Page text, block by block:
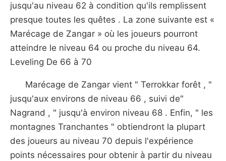
jusqu'au niveau 62 à condition qu'ils remplissent
presque toutes les quêtes . La zone suivante est «
Marécage de Zangar » où les joueurs pourront
atteindre le niveau 64 ou proche du niveau 64.
Leveling De 66 à 70
Marécage de Zangar vient " Terrokkar forêt , "
jusqu'aux environs de niveau 66 , suivi de"
Nagrand , " jusqu'à environ niveau 68 . Enfin, " les
montagnes Tranchantes " obtiendront la plupart
des joueurs au niveau 70 depuis l'expérience
points nécessaires pour obtenir à partir du niveau